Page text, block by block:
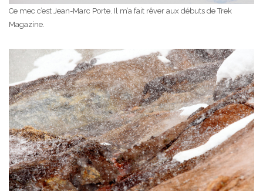
Ce mec c’est Jean-Marc Porte. Il m’a fait rêver aux débuts de Trek
Magazine.